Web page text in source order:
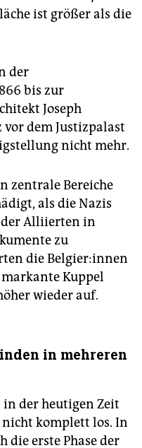
ist größer als die
der
bis zur
Joseph
vor dem Justizpalast
nicht mehr.
zentrale Bereiche
als die Nazis
der Alliierten in
zu
die Bel­gie­r:in­nen
Kuppel
wieder auf.
in mehreren
der heutigen Zeit
nicht komplett los. In
die erste Phase der